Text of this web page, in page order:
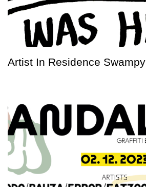
Artist In Residence Swampy